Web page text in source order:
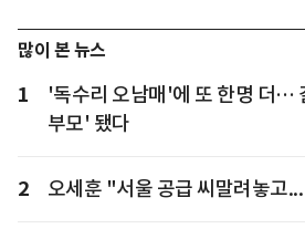
많이 본 뉴스
1
'독수리 오남매'에 또 한명 더…
부모' 됐다
2 오세훈 "서울 공급 씨말려놓고